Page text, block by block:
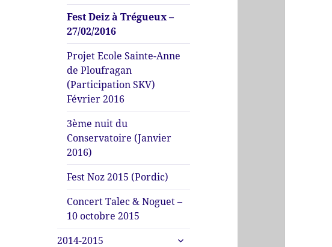
Fest Deiz à Trégueux –
27/02/2016
Projet Ecole Sainte-Anne
de Ploufragan
(Participation SKV)
Février 2016
3ème nuit du
Conservatoire (Janvier
2016)
Fest Noz 2015 (Pordic)
Concert Talec & Noguet –
10 octobre 2015
2014-2015
ouvrir